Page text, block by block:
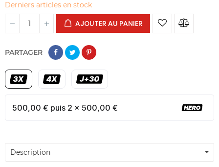
Derniers articles en stock
AJOUTER AU PANIER
PARTAGER
500,00 € puis 2 x 500,00 €
Description